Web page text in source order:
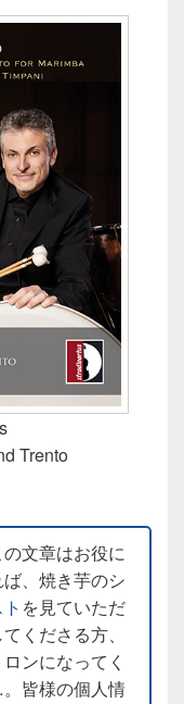
Trento
文章はお役に
、焼き芋のシ
を見ていただ
くださる方、
ンになってく
皆様の個人情